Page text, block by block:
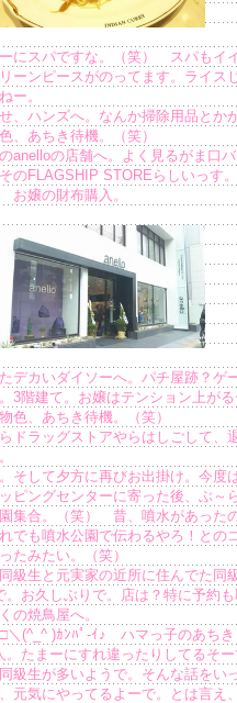
にスパですな。（笑） スパもイ
ーンピースがのってます。ライス
ー。
、ハンズへ。なんか掃除用品とか
、あちき待機。（笑）
anelloの店舗へ。よく見るがま口
のFLAGSHIP STOREらしいっす。
嬢の財布購入。
デカいダイソーへ。パチ屋跡？ゲ
3階建て。お嬢はテンション上がる
色、あちき待機。（笑）
ドラッグストアやらはしごして、
そして夕方に再びお出掛け。今度
ピングセンターに寄った後、ぶ～
集合。（笑） 昔、噴水があった
でも噴水公園で伝わるやろ！との
たみたい。（笑）
級生と元実家の近所に住んでた同級
。お久しぶりで。店は？特に予約
の焼鳥屋へ。
(^_^ )ｶﾝﾊﾟ-ｲ♪ ハマっ子のあちき
たまーにすれ違ったりしてるそー
級生が多いようで。そんな話をい
元気にやってるよーで。とは言え